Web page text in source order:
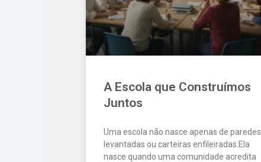
A Escola que Construímos
Juntos
Uma escola não nasce apenas de paredes
levantadas ou carteiras enfileiradas.Ela
nasce quando uma comunidade acredita